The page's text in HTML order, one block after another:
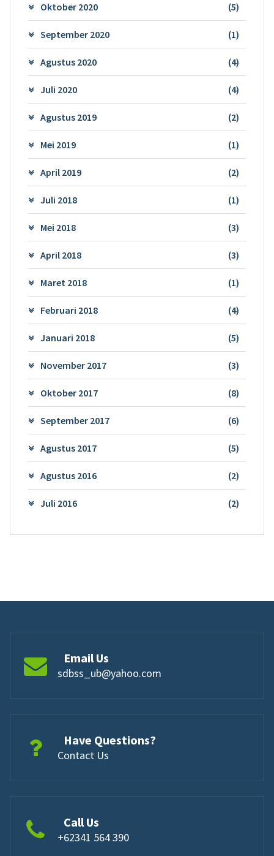
Oktober 2020 (5)
September 2020 (1)
Agustus 2020 (4)
Juli 2020 (4)
Agustus 2019 (2)
Mei 2019 (1)
April 2019 (2)
Juli 2018 (1)
Mei 2018 (3)
April 2018 (3)
Maret 2018 (1)
Februari 2018 (4)
Januari 2018 (5)
November 2017 (3)
Oktober 2017 (8)
September 2017 (6)
Agustus 2017 (5)
Agustus 2016 (2)
Juli 2016 (2)
Email Us
sdbss_ub@yahoo.com
Have Questions?
Contact Us
Call Us
+62341 564 390